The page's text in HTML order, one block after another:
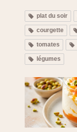
plat du soir
courgette
tomates
légumes